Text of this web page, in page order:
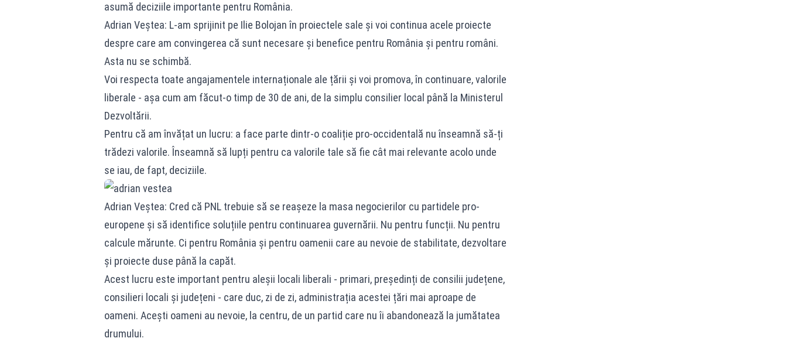
asumă deciziile importante pentru România.
Adrian Veștea: L-am sprijinit pe Ilie Bolojan în proiectele sale și voi continua acele proiecte
despre care am convingerea că sunt necesare și benefice pentru România și pentru români.
Asta nu se schimbă.
Voi respecta toate angajamentele internaționale ale țării și voi promova, în continuare, valorile
liberale - așa cum am făcut-o timp de 30 de ani, de la simplu consilier local până la Ministerul
Dezvoltării.
Pentru că am învățat un lucru: a face parte dintr-o coaliție pro-occidentală nu înseamnă să-ți
trădezi valorile. Înseamnă să lupți pentru ca valorile tale să fie cât mai relevante acolo unde
se iau, de fapt, deciziile.
Adrian Veștea: Cred că PNL trebuie să se reașeze la masa negocierilor cu partidele pro-
europene și să identifice soluțiile pentru continuarea guvernării. Nu pentru funcții. Nu pentru
calcule mărunte. Ci pentru România și pentru oamenii care au nevoie de stabilitate, dezvoltare
și proiecte duse până la capăt.
Acest lucru este important pentru aleșii locali liberali - primari, președinți de consilii județene,
consilieri locali și județeni - care duc, zi de zi, administrația acestei țări mai aproape de
oameni. Acești oameni au nevoie, la centru, de un partid care nu îi abandonează la jumătatea
drumului.